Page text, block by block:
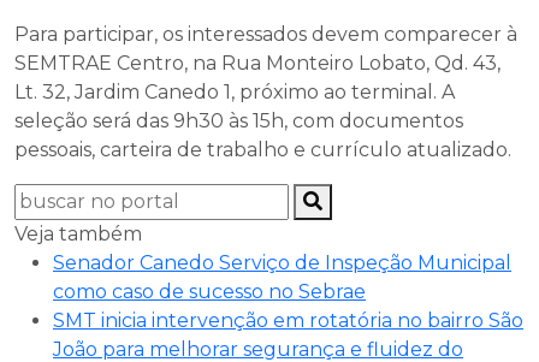
Para participar, os interessados devem comparecer à
SEMTRAE Centro, na Rua Monteiro Lobato, Qd. 43,
Lt. 32, Jardim Canedo 1, próximo ao terminal. A
seleção será das 9h30 às 15h, com documentos
pessoais, carteira de trabalho e currículo atualizado.
Veja também
Senador Canedo Serviço de Inspeção Municipal
como caso de sucesso no Sebrae
SMT inicia intervenção em rotatória no bairro São
João para melhorar segurança e fluidez do